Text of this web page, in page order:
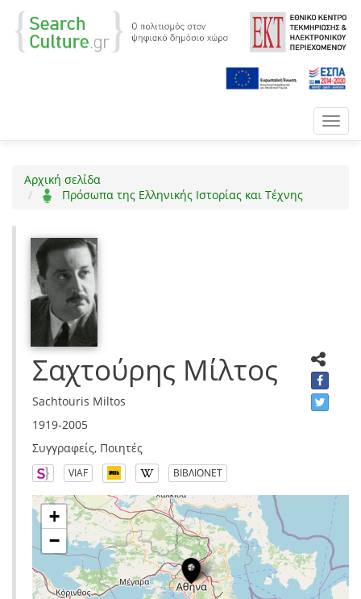
Αρχική σελίδα
Πρόσωπα της Ελληνικής Ιστορίας και Τέχνης
Σαχτούρης Μίλτος
Sachtouris Miltos
1919-2005
Συγγραφείς, Ποιητές
VIAF ΒΙΒΛΙΟΝΕΤ
+
−